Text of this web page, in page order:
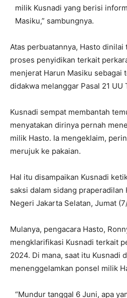
milik Kusnadi yang berisi
Masiku,” sambungnya.
Atas perbuatannya, Hasto dinilai
proses penyidikan terkait
menjerat Harun Masiku sebagai
didakwa melanggar Pasal 21 UU
Kusnadi sempat membantah
menyatakan dirinya pernah
milik Hasto. Ia mengeklaim,
merujuk ke pakaian.
Hal itu disampaikan Kusnadi
saksi dalam sidang praperadilan
Negeri Jakarta Selatan, Jumat
Mulanya, pengacara Hasto,
mengklarifikasi Kusnadi terkait
2024. Di mana, saat itu Kusnadi
menenggelamkan ponsel milik
“Mundur tanggal 6 Juni, apa